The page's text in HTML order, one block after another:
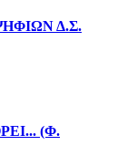
Δ.Σ.
(Φ.